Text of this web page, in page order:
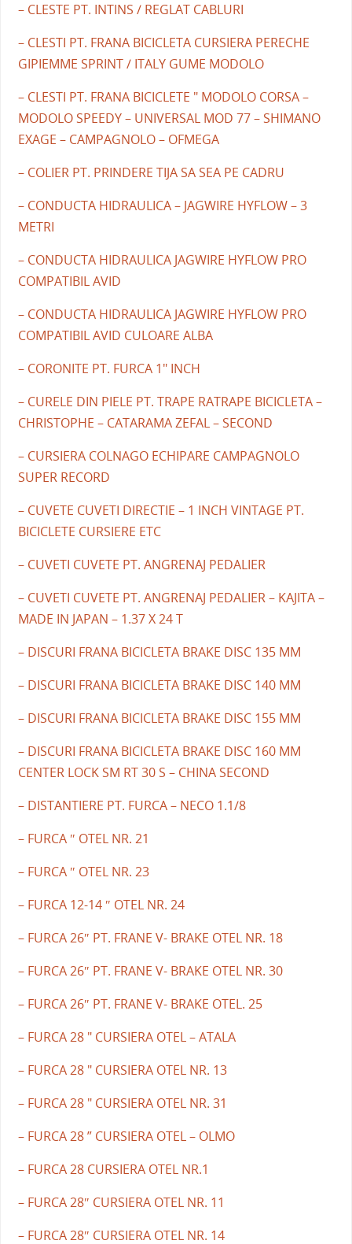
– CLESTE PT. INTINS / REGLAT CABLURI
– CLESTI PT. FRANA BICICLETA CURSIERA PERECHE
GIPIEMME SPRINT / ITALY GUME MODOLO
– CLESTI PT. FRANA BICICLETE " MODOLO CORSA –
MODOLO SPEEDY – UNIVERSAL MOD 77 – SHIMANO
EXAGE – CAMPAGNOLO – OFMEGA
– COLIER PT. PRINDERE TIJA SA SEA PE CADRU
– CONDUCTA HIDRAULICA – JAGWIRE HYFLOW – 3
METRI
– CONDUCTA HIDRAULICA JAGWIRE HYFLOW PRO
COMPATIBIL AVID
– CONDUCTA HIDRAULICA JAGWIRE HYFLOW PRO
COMPATIBIL AVID CULOARE ALBA
– CORONITE PT. FURCA 1" INCH
– CURELE DIN PIELE PT. TRAPE RATRAPE BICICLETA –
CHRISTOPHE – CATARAMA ZEFAL – SECOND
– CURSIERA COLNAGO ECHIPARE CAMPAGNOLO
SUPER RECORD
– CUVETE CUVETI DIRECTIE – 1 INCH VINTAGE PT.
BICICLETE CURSIERE ETC
– CUVETI CUVETE PT. ANGRENAJ PEDALIER
– CUVETI CUVETE PT. ANGRENAJ PEDALIER – KAJITA –
MADE IN JAPAN – 1.37 X 24 T
– DISCURI FRANA BICICLETA BRAKE DISC 135 MM
– DISCURI FRANA BICICLETA BRAKE DISC 140 MM
– DISCURI FRANA BICICLETA BRAKE DISC 155 MM
– DISCURI FRANA BICICLETA BRAKE DISC 160 MM
CENTER LOCK SM RT 30 S – CHINA SECOND
– DISTANTIERE PT. FURCA – NECO 1.1/8
– FURCA ″ OTEL NR. 21
– FURCA ″ OTEL NR. 23
– FURCA 12-14 ″ OTEL NR. 24
– FURCA 26″ PT. FRANE V- BRAKE OTEL NR. 18
– FURCA 26″ PT. FRANE V- BRAKE OTEL NR. 30
– FURCA 26″ PT. FRANE V- BRAKE OTEL. 25
– FURCA 28 " CURSIERA OTEL – ATALA
– FURCA 28 " CURSIERA OTEL NR. 13
– FURCA 28 " CURSIERA OTEL NR. 31
– FURCA 28 ” CURSIERA OTEL – OLMO
– FURCA 28 CURSIERA OTEL NR.1
– FURCA 28″ CURSIERA OTEL NR. 11
– FURCA 28″ CURSIERA OTEL NR. 14